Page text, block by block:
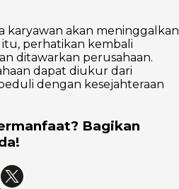
karyawan akan meninggalkan
perhatikan kembali
ditawarkan perusahaan.
dapat diukur dari
dengan kesejahteraan
Bagikan